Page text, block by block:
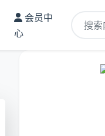
会员中
心